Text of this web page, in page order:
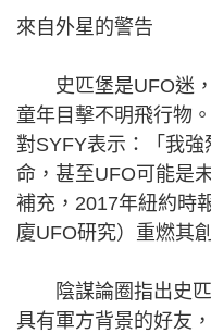
來自外星的警告
史匹堡是UFO迷，
童年目擊不明飛行物
對SYFY表示：「我
命，甚至UFO可能是
補充，2017年紐約時
廈UFO研究）重燃其
陰謀論圈指出史匹
具有軍方背景的好友